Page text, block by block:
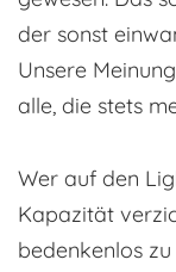
der sonst
Unsere
alle, die stets
Wer auf den
Kapazität
bedenkenlos